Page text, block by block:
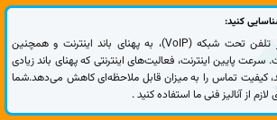
کنید:
کیفیت تماس‌های مبتنی بر تلفن تحت شبکه (VoIP)، به پهنای باند اینترنت و همچنین
پایین اینترنت، فعالیت‌های اینترنتی که پهنای باند زیادی
کیفیت تماس را به میزان قابل ملاحظه‌ای کاهش می‌دهد.شما
از آنالیز فنی ما استفاده کنید .